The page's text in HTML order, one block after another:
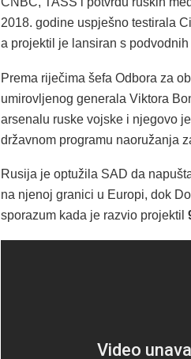
2018. godine uspješno testirala
a projektil je lansiran s podvodnih
Prema riječima šefa Odbora za
umirovljenog generala Viktora
arsenalu ruske vojske i njegovo
državnom programu naoružanja
Rusija je optužila SAD da
na njenoj granici u Europi, dok
sporazum kada je razvio projektil